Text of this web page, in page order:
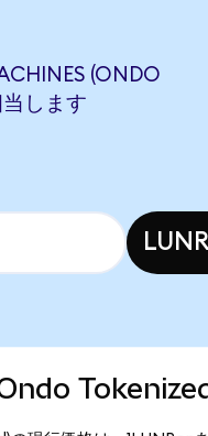
(ONDO
します
Tokenized)